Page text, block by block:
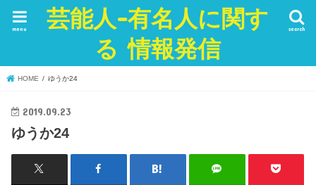
芸能人-有名人に関す
る 情報発信
search
menu
HOME ゆうか24
2019.09.23
ゆうか24